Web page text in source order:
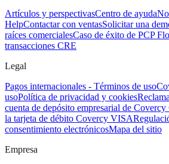
Artículos y perspectivasCentro de ayuda
HelpContactar con ventasSolicitar una
raíces comercialesCaso de éxito de PCP
transacciones CRE
Legal
Pagos internacionales - Términos de uso
usoPolítica de privacidad y cookies
cuenta de depósito empresarial de Covercy
la tarjeta de débito Covercy VISA
consentimiento electrónicosMapa del sitio
Empresa